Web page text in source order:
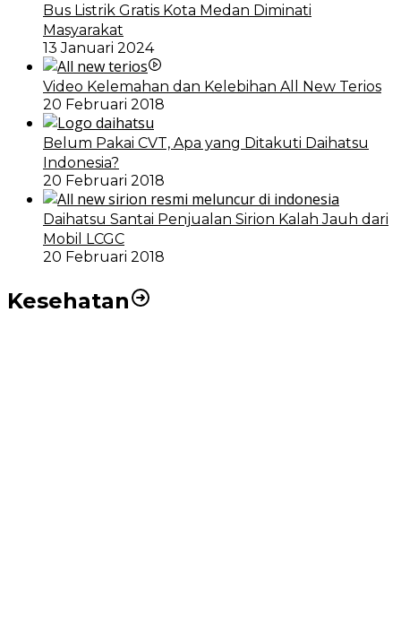
Bus Listrik Gratis Kota Medan Diminati
Masyarakat
13 Januari 2024
Video Kelemahan dan Kelebihan All New Terios
20 Februari 2018
Belum Pakai CVT, Apa yang Ditakuti Daihatsu
Indonesia?
20 Februari 2018
Daihatsu Santai Penjualan Sirion Kalah Jauh dari
Mobil LCGC
20 Februari 2018
Kesehatan